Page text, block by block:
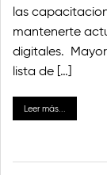
las
mantenerte
digitales.
lista de […]
Leer más...